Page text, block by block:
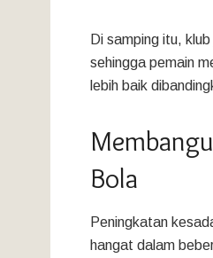
Di samping itu,
sehingga pemain
lebih baik
Bola
Peningkatan
hangat dalam